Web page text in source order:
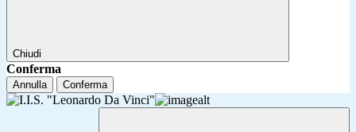
Chiudi
Conferma
Annulla Conferma